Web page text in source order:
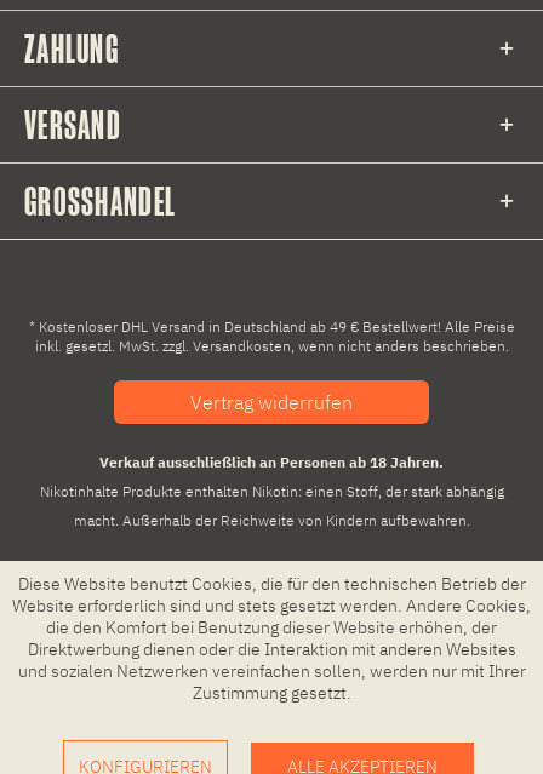
ZAHLUNG
VERSAND
GROSSHANDEL
* Kostenloser DHL Versand in Deutschland ab 49 € Bestellwert! Alle Preise
inkl. gesetzl. MwSt. zzgl. Versandkosten, wenn nicht anders beschrieben.
Vertrag widerrufen
Verkauf ausschließlich an Personen ab 18 Jahren.
Nikotinhalte Produkte enthalten Nikotin: einen Stoff, der stark abhängig
macht. Außerhalb der Reichweite von Kindern aufbewahren.
Diese Website benutzt Cookies, die für den technischen Betrieb der
Website erforderlich sind und stets gesetzt werden. Andere Cookies,
die den Komfort bei Benutzung dieser Website erhöhen, der
Direktwerbung dienen oder die Interaktion mit anderen Websites
und sozialen Netzwerken vereinfachen sollen, werden nur mit Ihrer
Zustimmung gesetzt.
KONFIGURIEREN ALLE AKZEPTIEREN